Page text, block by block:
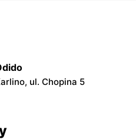
ul. Chopina 5